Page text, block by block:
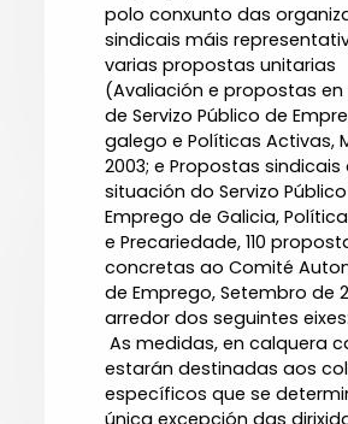
polo conxunto das
sindicais máis
varias propostas unitarias
(Avaliación e propostas
de Servizo Público de
galego e Políticas Activas,
2003; e Propostas sindicais
situación do Servizo
Emprego de Galicia,
e Precariedade, 110
concretas ao Comité
de Emprego, Setembro de
arredor dos seguintes eixes:
 As medidas, en calquera
estarán destinadas aos
específicos que se